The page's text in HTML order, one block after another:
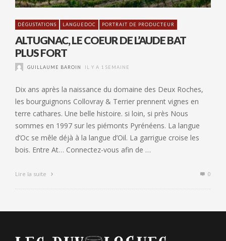
DÉGUSTATIONS LANGUEDOC PORTRAIT DE PRODUCTEUR
ALTUGNAC, LE COEUR DE L’AUDE BAT
PLUS FORT
GUILLAUME BAROIN IL Y A 1 SEMAINE
Dix ans après la naissance du domaine des Deux Roches,
les bourguignons Collovray & Terrier prennent vignes en
terre cathares. Une belle histoire. si loin, si près Nous
sommes en 1997 sur les piémonts Pyrénéens. La langue
d’Oc se mêle déjà à la langue d’Oil. La garrigue croise les
bois. Entre At… Connectez-vous afin de …
Lire la suite 0